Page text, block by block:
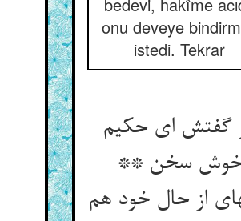
onu deveye
istedi. Tekrar
گفتش ای حکیم
سخن **
از حال خود هم